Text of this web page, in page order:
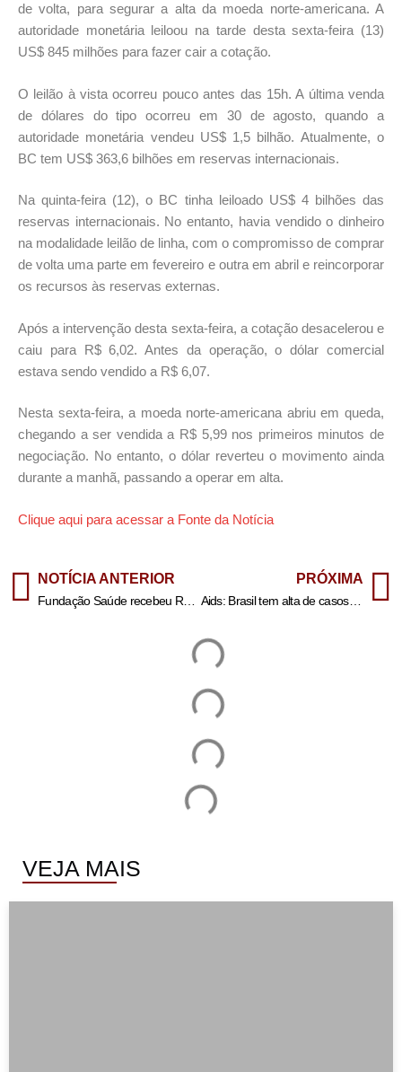
de volta, para segurar a alta da moeda norte-americana. A
autoridade monetária leiloou na tarde desta sexta-feira (13)
US$ 845 milhões para fazer cair a cotação.
O leilão à vista ocorreu pouco antes das 15h. A última venda
de dólares do tipo ocorreu em 30 de agosto, quando a
autoridade monetária vendeu US$ 1,5 bilhão. Atualmente, o
BC tem US$ 363,6 bilhões em reservas internacionais.
Na quinta-feira (12), o BC tinha leiloado US$ 4 bilhões das
reservas internacionais. No entanto, havia vendido o dinheiro
na modalidade leilão de linha, com o compromisso de comprar
de volta uma parte em fevereiro e outra em abril e reincorporar
os recursos às reservas externas.
Após a intervenção desta sexta-feira, a cotação desacelerou e
caiu para R$ 6,02. Antes da operação, o dólar comercial
estava sendo vendido a R$ 6,07.
Nesta sexta-feira, a moeda norte-americana abriu em queda,
chegando a ser vendida a R$ 5,99 nos primeiros minutos de
negociação. No entanto, o dólar reverteu o movimento ainda
durante a manhã, passando a operar em alta.
Clique aqui para acessar a Fonte da Notícia
NOTÍCIA ANTERIOR
Fundação Saúde recebeu R$ 16,5 milhões sem licitação de empresas de delegado
PRÓXIMA
Aids: Brasil tem alta de casos, mas menor mortalidade desde 2013
VEJA MAIS